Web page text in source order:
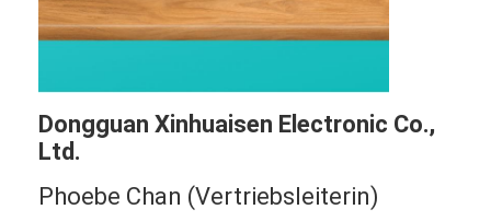
Dongguan Xinhuaisen Electronic Co.,
Ltd.
Phoebe Chan (Vertriebsleiterin)